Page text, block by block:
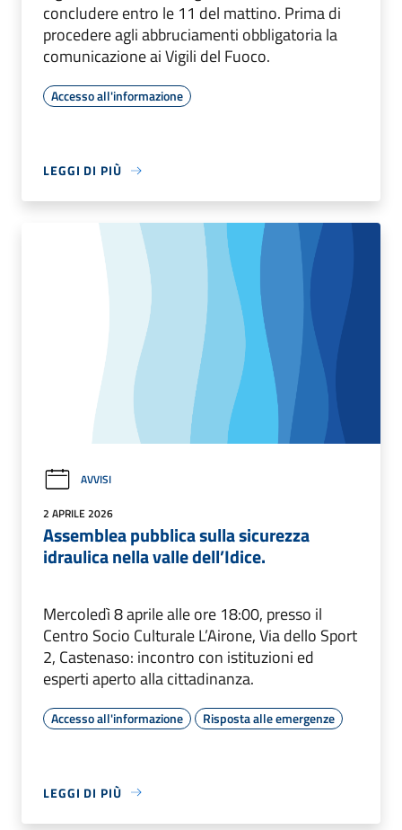
concludere entro le 11 del mattino. Prima di
procedere agli abbruciamenti obbligatoria la
comunicazione ai Vigili del Fuoco.
Accesso all'informazione
LEGGI DI PIÙ
AVVISI
2 APRILE 2026
Assemblea pubblica sulla sicurezza
idraulica nella valle dell’Idice.
Mercoledì 8 aprile alle ore 18:00, presso il
Centro Socio Culturale L’Airone, Via dello Sport
2, Castenaso: incontro con istituzioni ed
esperti aperto alla cittadinanza.
Accesso all'informazione Risposta alle emergenze
LEGGI DI PIÙ